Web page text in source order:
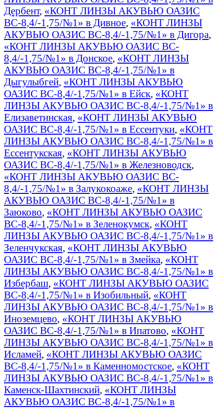
Дербент, «КОНТ ЛИНЗЫ АКУВЬЮ ОАЗИС
BC-8,4/-1,75/№1» в Дивное, «КОНТ ЛИНЗЫ
АКУВЬЮ ОАЗИС BC-8,4/-1,75/№1» в Дигора,
«КОНТ ЛИНЗЫ АКУВЬЮ ОАЗИС BC-
8,4/-1,75/№1» в Донское, «КОНТ ЛИНЗЫ
АКУВЬЮ ОАЗИС BC-8,4/-1,75/№1» в
Дыгулыбгей, «КОНТ ЛИНЗЫ АКУВЬЮ
ОАЗИС BC-8,4/-1,75/№1» в Ейск, «КОНТ
ЛИНЗЫ АКУВЬЮ ОАЗИС BC-8,4/-1,75/№1» в
Елизаветинская, «КОНТ ЛИНЗЫ АКУВЬЮ
ОАЗИС BC-8,4/-1,75/№1» в Ессентуки, «КОНТ
ЛИНЗЫ АКУВЬЮ ОАЗИС BC-8,4/-1,75/№1» в
Ессентукская, «КОНТ ЛИНЗЫ АКУВЬЮ
ОАЗИС BC-8,4/-1,75/№1» в Железноводск,
«КОНТ ЛИНЗЫ АКУВЬЮ ОАЗИС BC-
8,4/-1,75/№1» в Залукокоаже, «КОНТ ЛИНЗЫ
АКУВЬЮ ОАЗИС BC-8,4/-1,75/№1» в
Заюково, «КОНТ ЛИНЗЫ АКУВЬЮ ОАЗИС
BC-8,4/-1,75/№1» в Зеленокумск, «КОНТ
ЛИНЗЫ АКУВЬЮ ОАЗИС BC-8,4/-1,75/№1» в
Зеленчукская, «КОНТ ЛИНЗЫ АКУВЬЮ
ОАЗИС BC-8,4/-1,75/№1» в Змейка, «КОНТ
ЛИНЗЫ АКУВЬЮ ОАЗИС BC-8,4/-1,75/№1» в
Избербаш, «КОНТ ЛИНЗЫ АКУВЬЮ ОАЗИС
BC-8,4/-1,75/№1» в Изобильный, «КОНТ
ЛИНЗЫ АКУВЬЮ ОАЗИС BC-8,4/-1,75/№1» в
Иноземцево, «КОНТ ЛИНЗЫ АКУВЬЮ
ОАЗИС BC-8,4/-1,75/№1» в Ипатово, «КОНТ
ЛИНЗЫ АКУВЬЮ ОАЗИС BC-8,4/-1,75/№1» в
Исламей, «КОНТ ЛИНЗЫ АКУВЬЮ ОАЗИС
BC-8,4/-1,75/№1» в Каменномостское, «КОНТ
ЛИНЗЫ АКУВЬЮ ОАЗИС BC-8,4/-1,75/№1» в
Каменск-Шахтинский, «КОНТ ЛИНЗЫ
АКУВЬЮ ОАЗИС BC-8,4/-1,75/№1» в